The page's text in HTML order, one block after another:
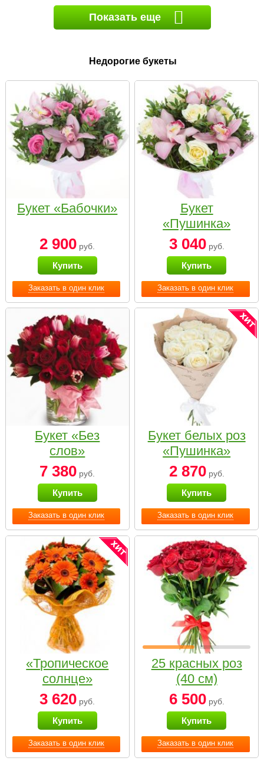
Показать еще
Недорогие букеты
Заказать в один клик
Букет «Бабочки»
2 900 руб.
Купить
Заказать в один клик
Букет
«Пушинка»
3 040руб.
Купить
Заказать в один клик
Букет «Без
слов»
7 380 руб.
Купить
Заказать в один клик
Букет белых роз
«Пушинка»
2 870руб.
Купить
Заказать в один клик
«Тропическое
солнце»
3 620 руб.
Купить
Заказать в один клик
25 красных роз
(40 см)
6 500руб.
Купить